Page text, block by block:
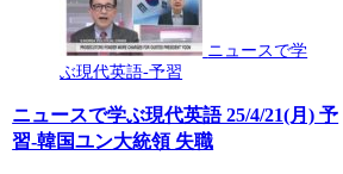
ニュースで学
ぶ現代英語-予習
ニュースで学ぶ現代英語 25/4/21(月) 予
習-韓国ユン大統領 失職